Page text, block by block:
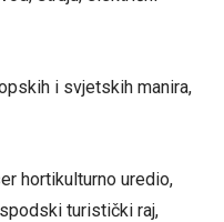
i svjetskih manira,
hortikulturno uredio,
turistički raj,